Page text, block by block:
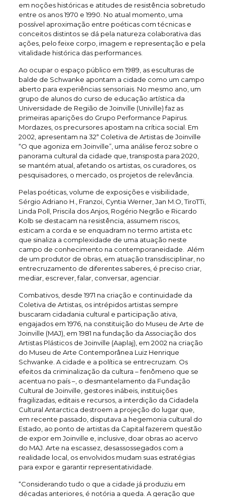
em noções históricas e atitudes de resistência sobretudo
entre os anos 1970 e 1990. No atual momento, uma
possível aproximação entre poéticas com técnicas e
conceitos distintos se dá pela natureza colaborativa das
ações, pelo feixe corpo, imagem e representação e pela
vitalidade histórica das performances.
Ao ocupar o espaço público em 1989, as esculturas de
balde de Schwanke apontam a cidade como um campo
aberto para experiências sensoriais. No mesmo ano, um
grupo de alunos do curso de educação artística da
Universidade de Região de Joinville (Univille) faz as
primeiras aparições do Grupo Performance Papirus.
Mordazes, os precursores apostam na crítica social. Em
2002, apresentam na 32ª Coletiva de Artistas de Joinville
“O que agoniza em Joinville”, uma análise feroz sobre o
panorama cultural da cidade que, transposta para 2020,
se mantém atual, afetando os artistas, os curadores, os
pesquisadores, o mercado, os projetos de relevância.
Pelas poéticas, volume de exposições e visibilidade,
Sérgio Adriano H., Franzoi, Cyntia Werner, Jan M.O, TiroTTi,
Linda Poll, Priscila dos Anjos, Rogério Negrão e Ricardo
Kolb se destacam na resistência, assumem riscos,
esticam a corda e se enquadram no termo artista etc
que sinaliza a complexidade de uma atuação neste
campo de conhecimento na contemporaneidade. Além
de um produtor de obras, em atuação transdisciplinar, no
entrecruzamento de diferentes saberes, é preciso criar,
mediar, escrever, falar, conversar, agenciar.
Combativos, desde 1971 na criação e continuidade da
Coletiva de Artistas, os intrépidos artistas sempre
buscaram cidadania cultural e participação ativa,
engajados em 1976, na constituição do Museu de Arte de
Joinville (MAJ), em 1981 na fundação da Associação dos
Artistas Plásticos de Joinville (Aaplaj), em 2002 na criação
do Museu de Arte Contemporânea Luiz Henrique
Schwanke. A cidade e a política se entrecruzam. Os
efeitos da criminalização da cultura – fenômeno que se
acentua no país –, o desmantelamento da Fundação
Cultural de Joinville, gestores inábeis, instituições
fragilizadas, editais e recursos, a interdição da Cidadela
Cultural Antarctica destroem a projeção do lugar que,
em recente passado, disputava a hegemonia cultural do
Estado, ao ponto de artistas da Capital fazerem questão
de expor em Joinville e, inclusive, doar obras ao acervo
do MAJ. Arte na escassez, desassossegados com a
realidade local, os envolvidos mudam suas estratégias
para expor e garantir representatividade.
“Considerando tudo o que a cidade já produziu em
décadas anteriores, é notória a queda. A geração que